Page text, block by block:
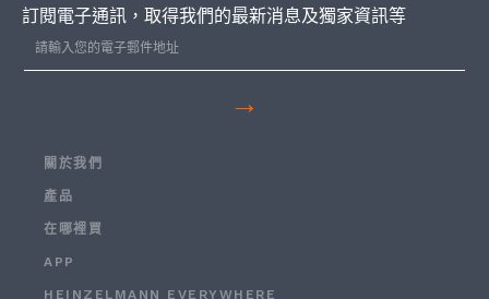
訂閱電子通訊，取得我們的最新消息及獨家資訊等
→
關於我們
產品
在哪裡買
APP
HEINZELMANN EVERYWHERE